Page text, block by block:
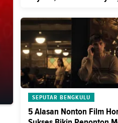
SEPUTAR BENGKULU
5 Alasan Nonton Film